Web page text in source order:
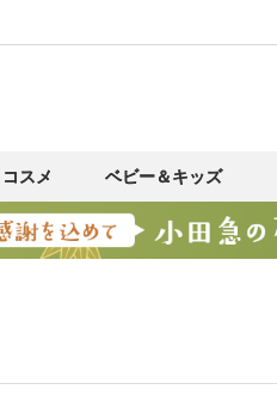
コスメ ベビー＆キッズ